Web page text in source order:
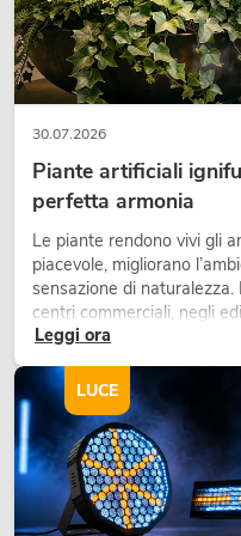
30.07.2026
Piante artificiali
perfetta armonia
Le piante rendono vivi gli
piacevole, migliorano
sensazione di
centri commerciali, negli
fieristici, una vegetazione
Leggi ora
LUCE